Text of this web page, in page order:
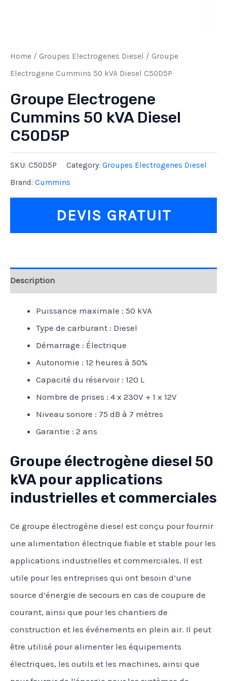
Home / Groupes Electrogenes Diesel / Groupe
Electrogene Cummins 50 kVA Diesel C50D5P
Groupe Electrogene
Cummins 50 kVA Diesel
C50D5P
SKU: C50D5P Category: Groupes Electrogenes Diesel
Brand: Cummins
DEVIS GRATUIT
Description
Puissance maximale : 50 kVA
Type de carburant : Diesel
Démarrage : Électrique
Autonomie : 12 heures à 50%
Capacité du réservoir : 120 L
Nombre de prises : 4 x 230V + 1 x 12V
Niveau sonore : 75 dB à 7 mètres
Garantie : 2 ans
Groupe électrogène diesel 50
kVA pour applications
industrielles et commerciales
Ce groupe électrogène diesel est conçu pour fournir
une alimentation électrique fiable et stable pour les
applications industrielles et commerciales. Il est
utile pour les entreprises qui ont besoin d’une
source d’énergie de secours en cas de coupure de
courant, ainsi que pour les chantiers de
construction et les événements en plein air. Il peut
être utilisé pour alimenter les équipements
électriques, les outils et les machines, ainsi que